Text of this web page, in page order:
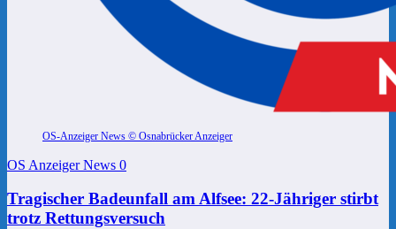
OS-Anzeiger News © Osnabrücker Anzeiger
OS Anzeiger News 0
Tragischer Badeunfall am Alfsee: 22-Jähriger stirbt
trotz Rettungsversuch